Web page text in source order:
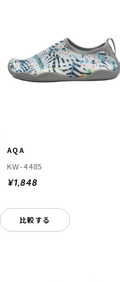
AQA
KW-4485
¥1,848
比較する